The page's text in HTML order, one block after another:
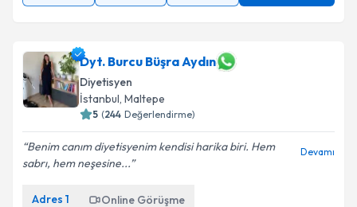
Dyt. Burcu Büşra Aydın
Diyetisyen
İstanbul , Maltepe
5 (244 Değerlendirme)
Benim canım diyetisyenim kendisi harika biri. Hem
sabrı, hem neşesine...
Devamı
Adres 1 Online Görüşme